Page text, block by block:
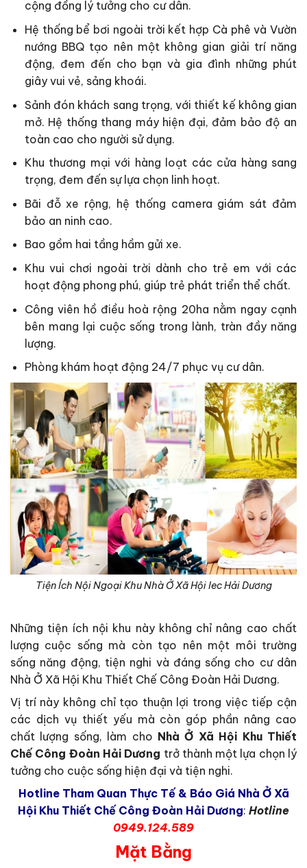
cộng đồng lý tưởng cho cư dân.
Hệ thống bể bơi ngoài trời kết hợp Cà phê và Vườn
nướng BBQ tạo nên một không gian giải trí năng
động, đem đến cho bạn và gia đình những phút
giây vui vẻ, sảng khoái.
Sảnh đón khách sang trọng, với thiết kế không gian
mở. Hệ thống thang máy hiện đại, đảm bảo độ an
toàn cao cho người sử dụng.
Khu thương mại với hàng loạt các cửa hàng sang
trọng, đem đến sự lựa chọn linh hoạt.
Bãi đỗ xe rộng, hệ thống camera giám sát đảm
bảo an ninh cao.
Bao gồm hai tầng hầm gửi xe.
Khu vui chơi ngoài trời dành cho trẻ em với các
hoạt động phong phú, giúp trẻ phát triển thể chất.
Công viên hồ điều hoà rộng 20ha nằm ngay cạnh
bên mang lại cuộc sống trong lành, tràn đầy năng
lượng.
Phòng khám hoạt động 24/7 phục vụ cư dân.
Tiện Ích Nội Ngoại Khu Nhà Ở Xã Hội Iec Hải Dương
Những tiện ích nội khu này không chỉ nâng cao chất
lượng cuộc sống mà còn tạo nên một môi trường
sống năng động, tiện nghi và đáng sống cho cư dân
Nhà Ở Xã Hội Khu Thiết Chế Công Đoàn Hải Dương.
Vị trí này không chỉ tạo thuận lợi trong việc tiếp cận
các dịch vụ thiết yếu mà còn góp phần nâng cao
chất lượng sống, làm cho Nhà Ở Xã Hội Khu Thiết
Chế Công Đoàn Hải Dương trở thành một lựa chọn lý
tưởng cho cuộc sống hiện đại và tiện nghi.
Hotline Tham Quan Thực Tế & Báo Giá Nhà Ở Xã
Hội Khu Thiết Chế Công Đoàn Hải Dương: Hotline
0949.124.589
Mặt Bằng